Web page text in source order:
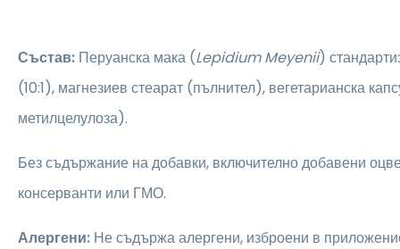
Състав: Перуанска мака (Lepidium Meyenii)
(10:1), магнезиев стеарат (пълнител), вегетарианска
метилцелулоза).
Без съдържание на добавки, включително добавени
консерванти или ГМО.
Алергени: Не съдържа алергени, изброени в